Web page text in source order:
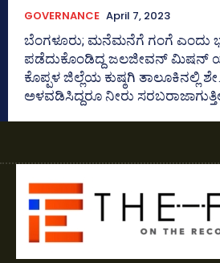
GOVERNANCE April 7, 2023
ಬೆಂಗಳೂರು; ಮನೆಮನೆಗೆ ಗಂಗೆ ಎಂದು
ಪಡೆದುಕೊಂಡಿದ್ದ ಜಲಜೀವನ್‌
ಕೊಪ್ಪಳ ಜಿಲ್ಲೆಯ ಕುಷ್ಠಗಿ ತಾಲೂಕಿನಲ್ಲಿ
ಅಳವಡಿಸಿದ್ದರೂ ನೀರು